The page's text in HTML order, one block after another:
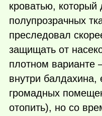
кроватью, который
полупрозрачных
преследовал
защищать от
плотном варианте
внутри
громадных
отопить), но со